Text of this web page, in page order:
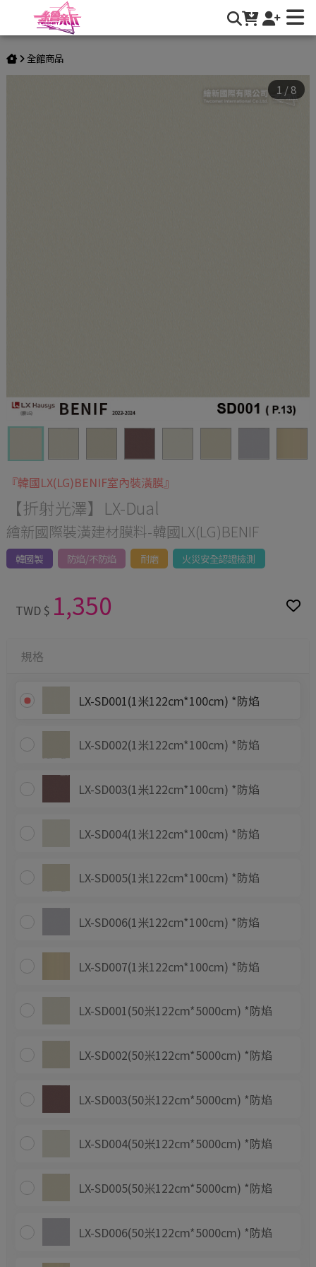
【折射光澤】LX-Dual | 繪新國際有限公司
全館商品
1 /8
『韓國LX(LG)BENIF室內裝潢膜』
【折射光澤】LX-Dual
繪新國際裝潢建材膜料-韓國LX(LG)BENIF
韓國製 防焰/不防焰 耐磨 火災安全認證檢測
TWD $ 1,350
規格
LX-SD001(1米122cm*100cm) *防焰
LX-SD002(1米122cm*100cm) *防焰
LX-SD003(1米122cm*100cm) *防焰
LX-SD004(1米122cm*100cm) *防焰
LX-SD005(1米122cm*100cm) *防焰
LX-SD006(1米122cm*100cm) *防焰
LX-SD007(1米122cm*100cm) *防焰
LX-SD001(50米122cm*5000cm) *防焰
LX-SD002(50米122cm*5000cm) *防焰
LX-SD003(50米122cm*5000cm) *防焰
LX-SD004(50米122cm*5000cm) *防焰
LX-SD005(50米122cm*5000cm) *防焰
LX-SD006(50米122cm*5000cm) *防焰